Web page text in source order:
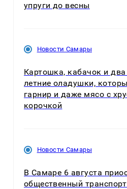
упруги до весны
Новости Самары
Картошка, кабачок и
летние оладушки,
гарнир и даже мясо с
корочкой
Новости Самары
В Самаре 6 августа
общественный транспорт